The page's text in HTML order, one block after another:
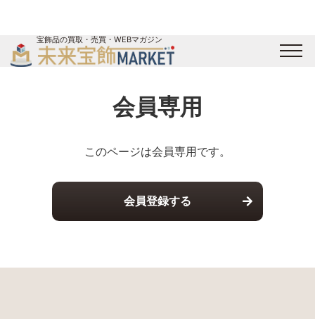
宝飾品の買取・売買・WEBマガジン
未来宝飾マガジン会員専用
このページは会員専用です。
会員登録する